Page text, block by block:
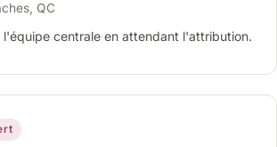
QC
centrale en attendant l'attribution.